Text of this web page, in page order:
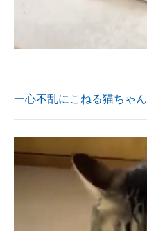
一心不乱にこねる猫ちゃん